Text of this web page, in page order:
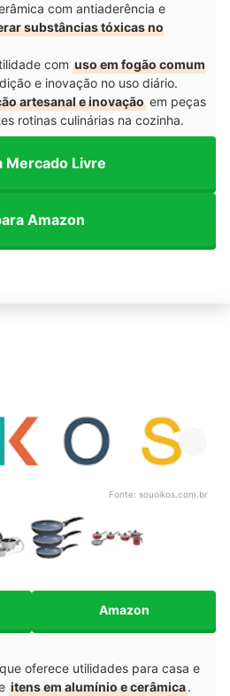
com antiaderência e
substâncias tóxicas no
com uso em fogão comum
e inovação no uso diário.
artesanal e inovação em peças
rotinas culinárias na cozinha.
Mercado Livre
Amazon
Fonte: souoikos.com.br
Amazon
oferece utilidades para casa e
itens em alumínio e cerâmica.